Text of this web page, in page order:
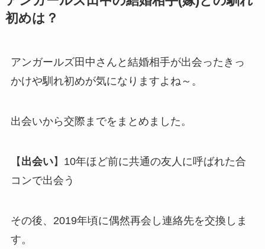
初めは？
アンガールズ田中さんと結婚相手が出会ったきっ
かけや馴れ初めが気になりますよね～。
出会いから交際までをまとめました。
【 出会い】10年ほど前に共通の友人に呼ばれた合
コンで出会う
その後、2019年頃に偶然再会し連絡先を交換しま
す。